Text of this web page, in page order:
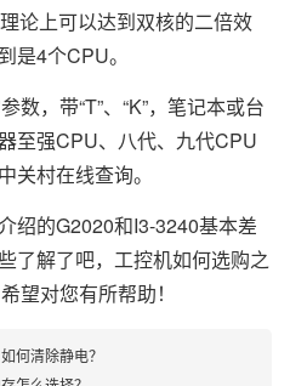
论上可以达到双核的二倍效
是4个CPU。
，带“T”、“K”，笔记本或台
至强CPU、八代、九代CPU
关村在线查询。
的G2020和I3-3240基本差
了解了吧，工控机如何选购之
望对您有所帮助！
何清除静电？